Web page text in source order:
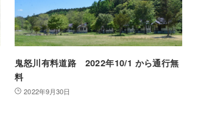
鬼怒川有料道路 2022年10/1 から通行無
料
2022年9月30日